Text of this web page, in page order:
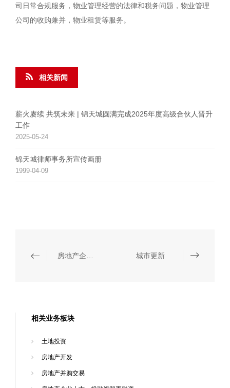
司日常合规服务，物业管理经营的法律和税务问题，物业管理
公司的收购兼并，物业租赁等服务。
相关新闻
薪火赓续 共筑未来 | 锦天城圆满完成2025年度高级合伙人晋升
工作
2025-05-24
锦天城律师事务所宣传画册
1999-04-09
城市更新
相关业务板块
土地投资
房地产开发
房地产并购交易